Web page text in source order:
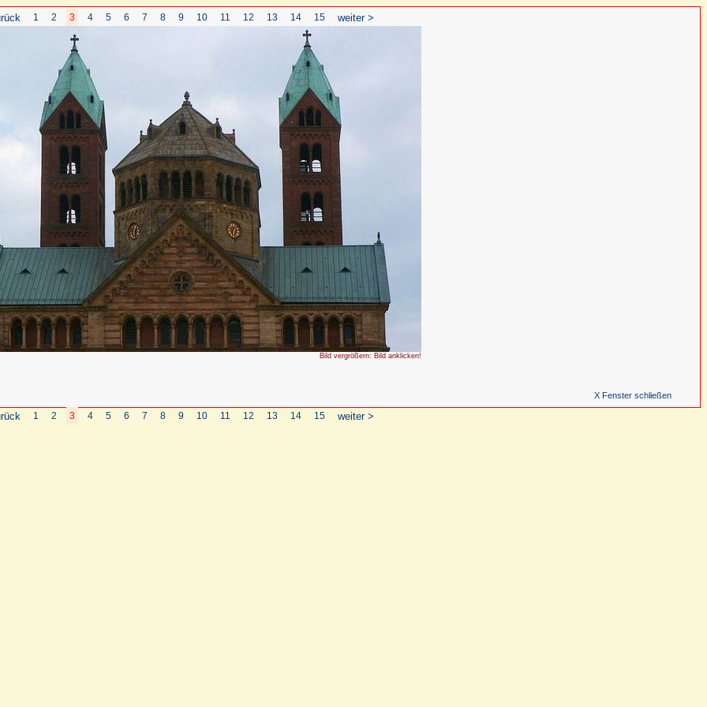
1 2 3 4 5 6 7 8 9 10 11 12 13 14 15 weiter >
Bild vergrößern: Bild anklicken!
X Fenster schließen
1 2 3 4 5 6 7 8 9 10 11 12 13 14 15 weiter >